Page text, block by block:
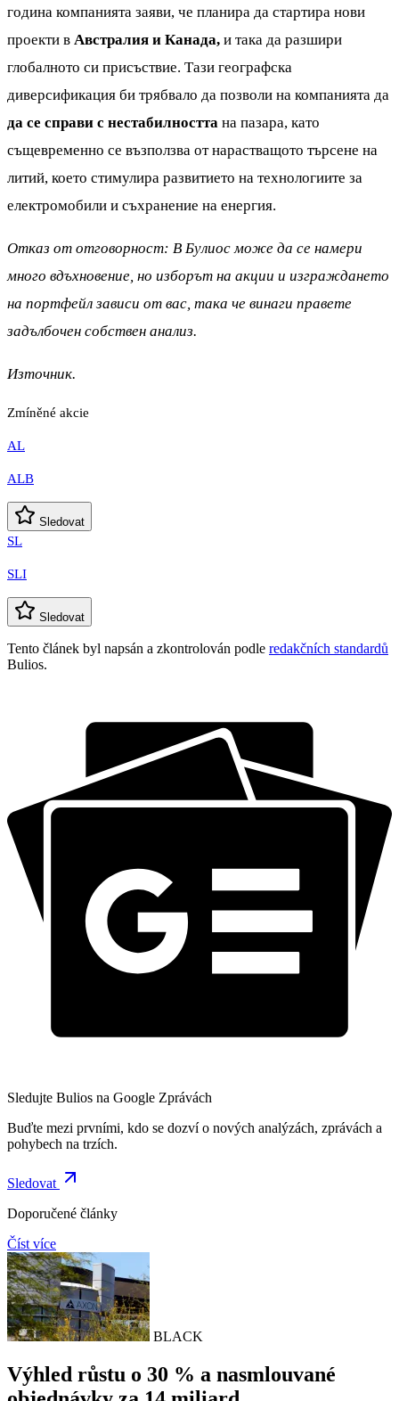
година компанията заяви, че планира да стартира нови
проекти в Австралия и Канада, и така да разшири
глобалното си присъствие. Тази географска
диверсификация би трябвало да позволи на компанията да
да се справи с нестабилността на пазара, като
същевременно се възползва от нарастващото търсене на
литий, което стимулира развитието на технологиите за
електромобили и съхранение на енергия.
Отказ от отговорност: В Булиос може да се намери
много вдъхновение, но изборът на акции и изграждането
на портфейл зависи от вас, така че винаги правете
задълбочен собствен анализ.
Източник.
Zmíněné akcie
AL
ALB
Sledovat
SL
SLI
Sledovat
Tento článek byl napsán a zkontrolován podle redakčních standardů
Bulios.
Sledujte Bulios na Google Zprávách
Buďte mezi prvními, kdo se dozví o nových analýzách, zprávách a
pohybech na trzích.
Sledovat
Doporučené články
Číst více
BLACK
Výhled růstu o 30 % a nasmlouvané